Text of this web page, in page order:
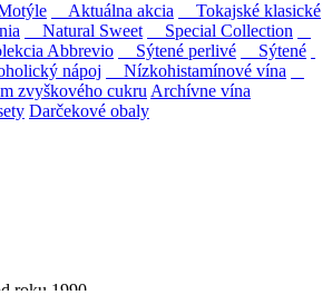
Aktuálna akcia
Tokajské klasické
Natural Sweet
Special Collection
Abbrevio Sýtené perlivé
Sýtené
nápoj
Nízkohistamínové vína
zvyškového cukru Archívne vína
Darčekové obaly
roku 1990